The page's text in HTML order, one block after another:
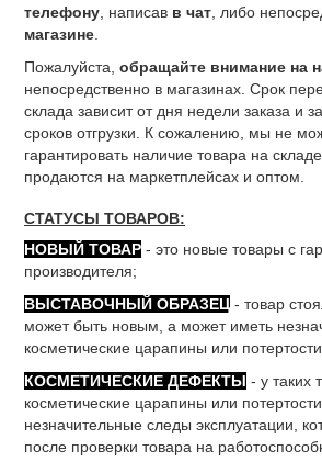
телефону , написав в чат , либо
магазине
Пожалуйста, обращайте внимание на
непосредственно в магазинах. Срок
склада зависит от дня недели заказа и
сроков отгрузки. К сожалению, мы не
гарантировать наличие товара на
продаются на маркетплейсах и оптом.
СТАТУСЫ ТОВАРОВ:
НОВЫЙ ТОВАР - это новые товары с
производителя;
ВЫСТАВОЧНЫЙ ОБРАЗЕЦ - товар
может быть новым, а может иметь
косметические царапины или
КОСМЕТИЧЕСКИЕ ДЕФЕКТЫ - у таких
косметические царапины или
незначительные следы эксплуатации,
после проверки товара на